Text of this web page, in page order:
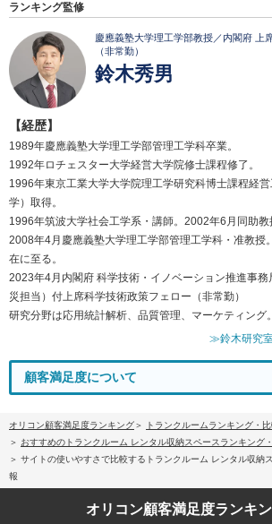
ランキング監修
慶應義塾大学理工学部教授／内閣府 上
（非常勤）
鈴木秀男
【経歴】
1989年慶應義塾大学理工学部管理工学科卒業。
1992年ロチェスター大学経営大学院修士課程修了。
1996年東京工業大学大学院理工学研究科博士課程経
学）取得。
1996年筑波大学社会工学系・講師。2002年6月同助教
2008年4月慶應義塾大学理工学部管理工学科・准教授
在に至る。
2023年4月内閣府 科学技術・イノベーション推進事
災担当）付上席科学技術政策フェロー（非常勤）
研究分野は応用統計解析、品質管理、マーケティング。
≫鈴木研究
顧客満足度について
オリコン顧客満足度ランキング
トランクルームランキング・比
おすすめのトランクルーム レンタル収納スペースランキング
サイトの使いやすさで比較するトランクルーム レンタル収納
報
オリコン顧客満足度ランキ